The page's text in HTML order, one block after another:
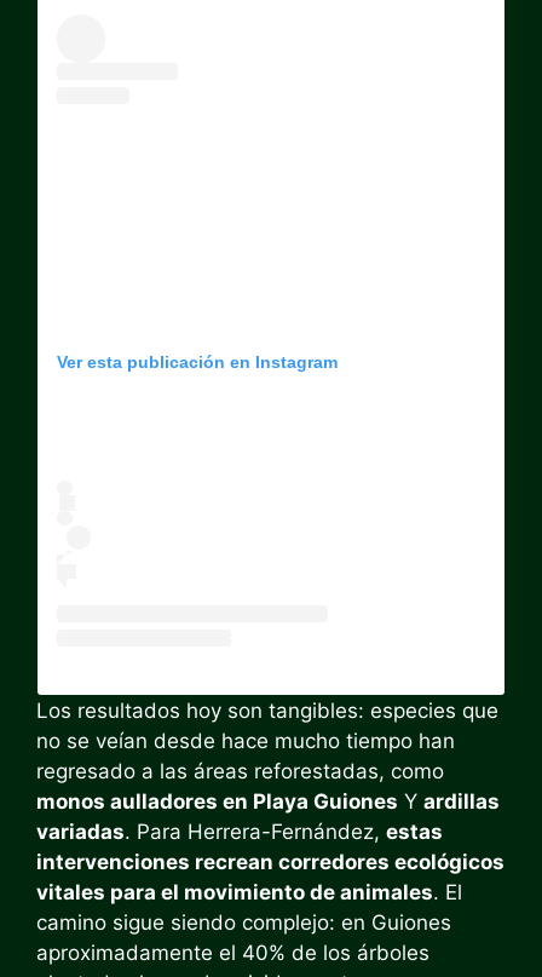
Ver esta publicación en Instagram
Los resultados hoy son tangibles: especies que
no se veían desde hace mucho tiempo han
regresado a las áreas reforestadas, como
monos aulladores en Playa Guiones Y ardillas
variadas. Para Herrera-Fernández, estas
intervenciones recrean corredores ecológicos
vitales para el movimiento de animales. El
camino sigue siendo complejo: en Guiones
aproximadamente el 40% de los árboles